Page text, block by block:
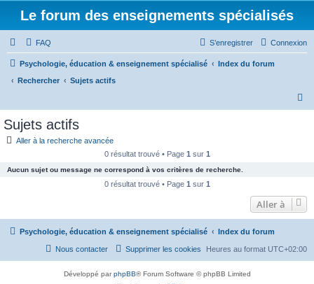
Le forum des enseignements spécialisés
FAQ Connexion
S’enregistrer
Psychologie, éducation & enseignement spécialisé
Index du forum
Rechercher
Sujets actifs
c
r
Sujets actifs
Aller à la recherche avancée
0 résultat trouvé • Page 1 sur 1
Aucun sujet ou message ne correspond à vos critères de recherche.
0 résultat trouvé • Page 1 sur 1
Aller à
Psychologie, éducation & enseignement spécialisé Index du forum
Heures au format UTC+02:00
Supprimer les cookies
Nous contacter
Développé parphpBB® Forum Software © phpBB Limited